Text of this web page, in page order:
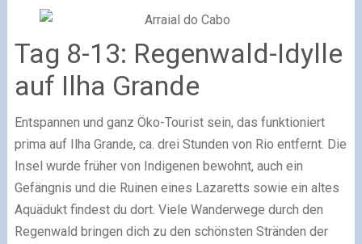
Tag 8-13: Regenwald-Idylle
auf Ilha Grande
Entspannen und ganz Öko-Tourist sein, das funktioniert
prima auf Ilha Grande, ca. drei Stunden von Rio entfernt. Die
Insel wurde früher von Indigenen bewohnt, auch ein
Gefängnis und die Ruinen eines Lazaretts sowie ein altes
Aquädukt findest du dort. Viele Wanderwege durch den
Regenwald bringen dich zu den schönsten Stränden der